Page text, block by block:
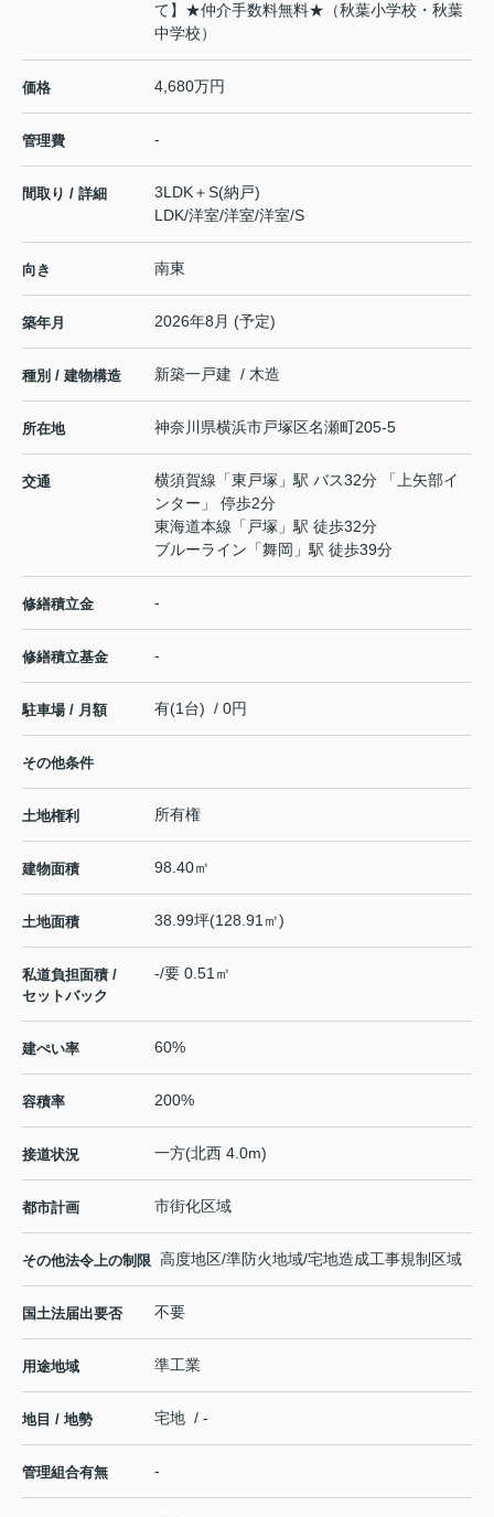
て】★仲介手数料無料★（秋葉小学校・秋葉
中学校）
価格 4,680万円
管理費 -
間取り / 詳細
3LDK＋S(納戸)
LDK/洋室/洋室/洋室/S
向き 南東
築年月 2026年8月 (予定)
種別 / 建物構造 新築一戸建 / 木造
所在地 神奈川県横浜市戸塚区名瀬町205-5
交通 横須賀線 「東戸塚 」駅 バス32分 「上矢部イ
ンター」 停歩2分
東海道本線 「 戸塚 」駅 徒歩32分
ブルーライン 「舞岡 」駅 徒歩39分
修繕積立金 -
修繕積立基金 -
駐車場 / 月額 有(1台) / 0円
その他条件
土地権利 所有権
建物面積 98.40㎡
土地面積 38.99坪(128.91㎡)
私道負担面積 /
セットバック
-/要 0.51㎡
建ぺい率 60%
容積率 200%
接道状況 一方(北西 4.0m)
都市計画 市街化区域
その他法令上の制限 高度地区/準防火地域/宅地造成工事規制区域
国土法届出要否 不要
用途地域 準工業
地目 / 地勢 宅地 / -
管理組合有無 -